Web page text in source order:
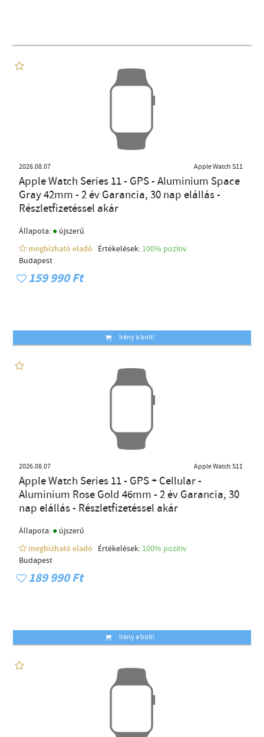
2026.08.07 Apple Watch S11
Apple Watch Series 11 - GPS - Aluminium Space
Gray 42mm - 2 év Garancia, 30 nap elállás -
Részletfizetéssel akár
Állapota: ● újszerű
megbízható eladó
Értékelések: 100% pozítiv
Budapest
159 990 Ft
Irány a bolt!
2026.08.07 Apple Watch S11
Apple Watch Series 11 - GPS + Cellular -
Aluminium Rose Gold 46mm - 2 év Garancia, 30
nap elállás - Részletfizetéssel akár
Állapota: ● újszerű
megbízható eladó
Értékelések: 100% pozítiv
Budapest
189 990 Ft
Irány a bolt!